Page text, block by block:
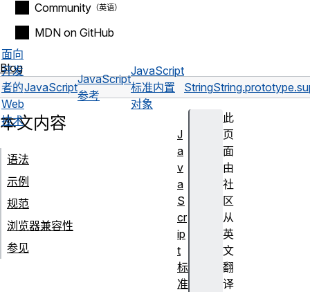
Community
MDN on GitHub
Blog
面向
开发
者的
Web
技术
JavaScript
JavaScript
参考
JavaScript
标准内置
对象
String
此
页
面
由
社
区
从
英
文
翻
译
本文内容
语法
示例
规范
浏览器兼容性
参见
J
a
v
a
S
cr
ip
t
标
准